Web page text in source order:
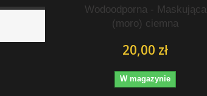
Wodoodporna - Maskująca
(moro) ciemna
20,00 zł
W magazynie